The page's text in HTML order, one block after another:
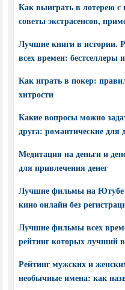
Как выиграть в лотерею
советы экстрасенсов,
Лучшие книги в истории.
всех времен:
Как играть в покер:
хитрости
Какие вопросы можно
друга: романтические для
Медитация на деньги и
для привлечения денег
Лучшие фильмы на Ютубе
кино онлайн без
Лучшие фильмы всех
рейтинг которых лучший
Рейтинг мужских и
необычные имена: как